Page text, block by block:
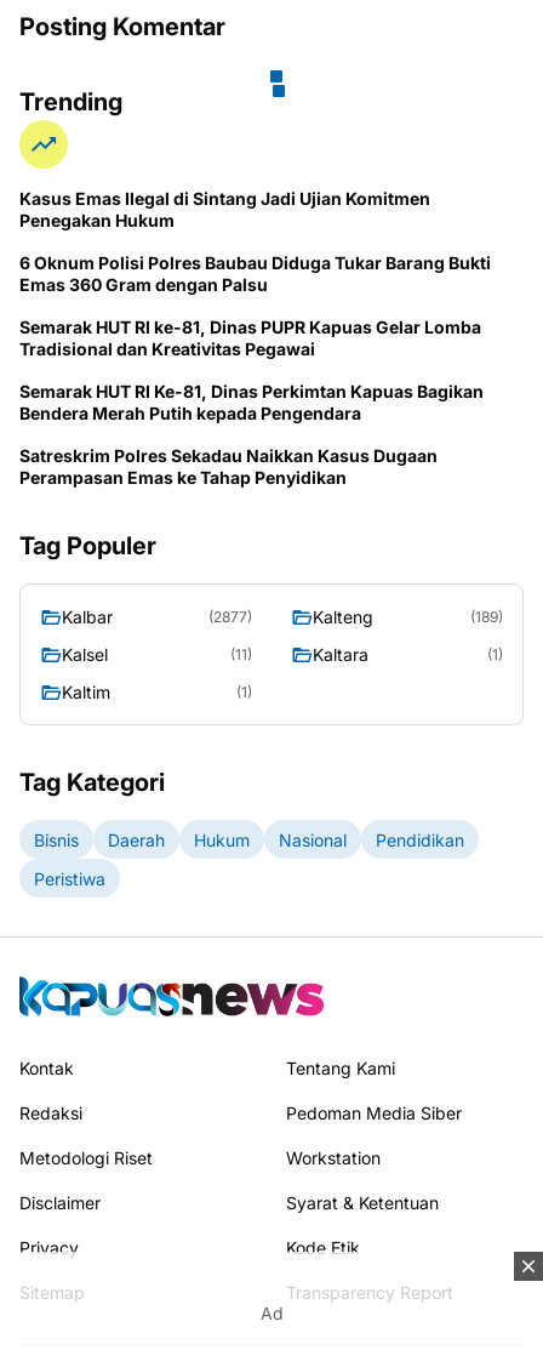
Posting Komentar
Trending
Kasus Emas Ilegal di Sintang Jadi Ujian Komitmen
Penegakan Hukum
6 Oknum Polisi Polres Baubau Diduga Tukar Barang Bukti
Emas 360 Gram dengan Palsu
Semarak HUT RI ke-81, Dinas PUPR Kapuas Gelar Lomba
Tradisional dan Kreativitas Pegawai
Semarak HUT RI Ke-81, Dinas Perkimtan Kapuas Bagikan
Bendera Merah Putih kepada Pengendara
Satreskrim Polres Sekadau Naikkan Kasus Dugaan
Perampasan Emas ke Tahap Penyidikan
Tag Populer
Kalbar (2877) Kalteng (189)
Kalsel (11) Kaltara (1)
Kaltim (1)
Tag Kategori
Bisnis Daerah Hukum Nasional
Pendidikan
Peristiwa
Ad
Kontak Tentang Kami
Redaksi Pedoman Media Siber
Metodologi Riset Workstation
Disclaimer Syarat & Ketentuan
Privacy Kode Etik
Sitemap Transparency Report